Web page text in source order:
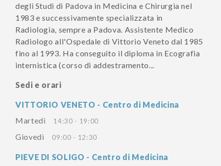
degli Studi di Padova in Medicina e Chirurgia nel
1983 e successivamente specializzata in
Radiologia, sempre a Padova. Assistente Medico
Radiologo all'Ospedale di Vittorio Veneto dal 1985
fino al 1993. Ha conseguito il diploma in Ecografia
internistica (corso di addestramento...
Sedi e orari
VITTORIO VENETO - Centro di Medicina
Martedì
14:30 - 19:00
Giovedì 09:00 - 12:30
PIEVE DI SOLIGO - Centro di Medicina